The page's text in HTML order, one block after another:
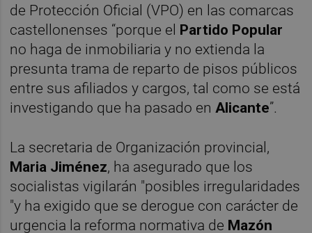
de Protección Oficial (VPO) en las comarcas
castellonenses “porque el Partido Popular
no haga de inmobiliaria y no extienda la
presunta trama de reparto de pisos públicos
entre sus afiliados y cargos, tal como se está
investigando que ha pasado en Alicante”.
La secretaria de Organización provincial,
Maria Jiménez, ha asegurado que los
socialistas vigilarán "posibles irregularidades
"y ha exigido que se derogue con carácter de
urgencia la reforma normativa de Mazón